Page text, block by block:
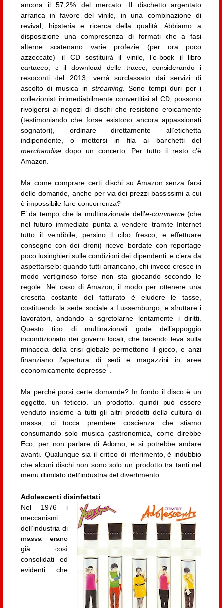
ancora il 57,2% del mercato. Il dischetto argentato
arranca in favore del vinile, in una combinazione di
revival, hipsteria e ricerca della qualità. Abbiamo a
disposizione una compresenza di formati che a fasi
alterne scatenano varie profezie (per ora poco
azzeccate): il CD sostituirà il vinile, l’e-book il libro
cartaceo, e il download delle tracce, considerando i
resoconti del 2013, verrà surclassato dai servizi di
ascolto di musica in streaming. Sono tempi duri per i
collezionisti irrimediabilmente convertitisi al CD; possono
rivolgersi ai negozi di dischi che resistono eroicamente
(testimoniando che forse esistono ancora appassionati
sognatori), ordinare direttamente all’etichetta
indipendente, o mettersi in fila ai banchetti del
merchandisedopo un concerto. Per tutto il resto c’è
Amazon.
Ma come comprare certi dischi su Amazon senza farsi
delle domande, anche per via dei prezzi bassissimi a cui
è impossibile fare concorrenza?
E’ da tempo che la multinazionale dell’e-commerce(che
nel futuro immediato punta a vendere tramite Internet
tutto il vendibile, persino il cibo fresco, e effettuare
consegne con dei droni) riceve bordate con reportage
poco lusinghieri sulle condizioni dei dipendenti, e c’era da
aspettarselo: quando tutti arrancano, chi invece cresce in
modo vertiginoso forse non sta giocando secondo le
regole. Nel caso di Amazon, il modo per ottenere una
crescita costante del fatturato è eludere le tasse,
costituendo la sede sociale a Lussemburgo, e sfruttare i
lavoratori, andando a sgretolarne lentamente i diritti.
Questo tipo di multinazionali gode dell’appoggio
incondizionato dei governi locali, che facendo leva sulla
minaccia della crisi globale permettono il gioco, e anzi
finanziano l’apertura di sedi e magazzini in aree
economicamente depresse
1
Ma perché porsi certe domande? In fondo il disco è un
oggetto, un feticcio, un prodotto, quindi può essere
venduto insieme a tutti gli altri prodotti della cultura di
massa, ci tocca prendere coscienza che stiamo
consumando solo musica gastronomica, come direbbe
Eco, per non parlare di Adorno, e si potrebbe andare
avanti. Qualunque sia il critico di riferimento, è indubbio
che alcuni dischi non sono solo un prodotto tra tanti nel
menù illimitato dell’industria del divertimento.
Adolescenti disinfettati
Nel 1976 i
meccanismi
dell’industria di
massa erano
già così
consolidati ed
evidenti che